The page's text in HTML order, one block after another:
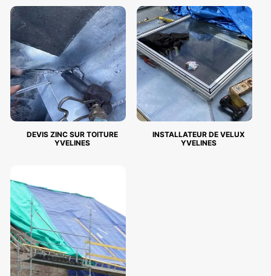
DEVIS ZINC SUR TOITURE
YVELINES
INSTALLATEUR DE VELUX
YVELINES